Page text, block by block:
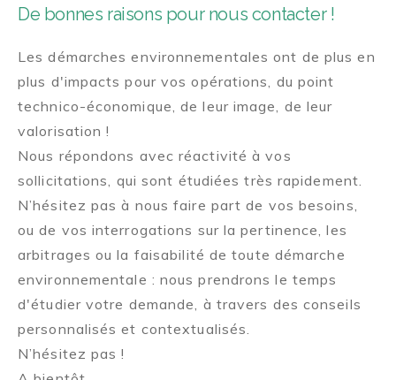
De bonnes raisons pour nous contacter !
Les démarches environnementales ont de plus en
plus d'impacts pour vos opérations, du point
technico-économique, de leur image, de leur
valorisation !
Nous répondons avec réactivité à vos
sollicitations, qui sont étudiées très rapidement.
N’hésitez pas à nous faire part de vos besoins,
ou de vos interrogations sur la pertinence, les
arbitrages ou la faisabilité de toute démarche
environnementale : nous prendrons le temps
d'étudier votre demande, à travers des conseils
personnalisés et contextualisés.
N’hésitez pas !